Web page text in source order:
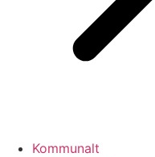
Kommunalt